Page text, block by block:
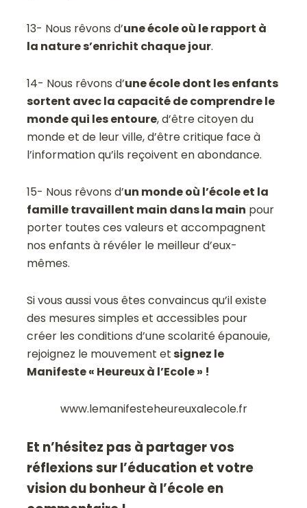
13- Nous rêvons d’une école où le rapport à
la nature s’enrichit chaque jour.
14- Nous rêvons d’une école dont les enfants
sortent avec la capacité de comprendre le
monde qui les entoure, d’être citoyen du
monde et de leur ville, d’être critique face à
l’information qu’ils reçoivent en abondance.
15- Nous rêvons d’un monde où l’école et la
famille travaillent main dans la main pour
porter toutes ces valeurs et accompagnent
nos enfants à révéler le meilleur d’eux-
mêmes.
Si vous aussi vous êtes convaincus qu’il existe
des mesures simples et accessibles pour
créer les conditions d’une scolarité épanouie,
rejoignez le mouvement etsignez le
Manifeste « Heureux à l’Ecole » !
www.lemanifesteheureuxalecole.fr
Et n’hésitez pas à partager vos
réflexions sur l’éducation et votre
vision du bonheur à l’école en